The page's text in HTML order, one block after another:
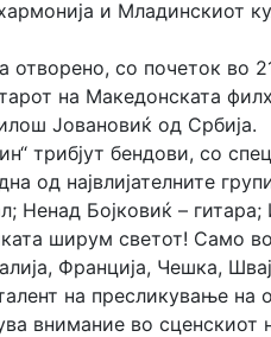
и Младинскиот
со почеток во
на Македонската
Јовановиќ од Србија.
трибјут бендови, со
од највлијателните
Ненад Бојковиќ –
ширум светот! Само
Франција, Чешка,
на пресликување на
внимание во